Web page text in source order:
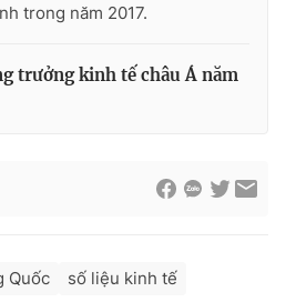
English
trong năm 2017.
trưởng kinh tế châu Á năm
Quốc
số liệu kinh tế